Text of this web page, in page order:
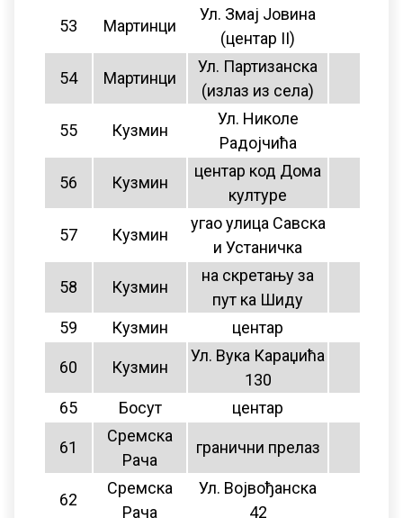
53 Мартинци
Ул. Змај Јовина
(центар II)
54 Мартинци
Ул. Партизанска
(излаз из села)
55 Кузмин
Ул. Николе
Радојчића
56 Кузмин
центар код Дома
културе
57 Кузмин
угао улица Савска
и Устаничка
58 Кузмин
на скретању за
пут ка Шиду
59 Кузмин центар
60 Кузмин
Ул. Вука Караџића
130
65 Босут центар
61
Сремска
Рача
гранични прелаз
62
Сремска
Рача
Ул. Војвођанска
42